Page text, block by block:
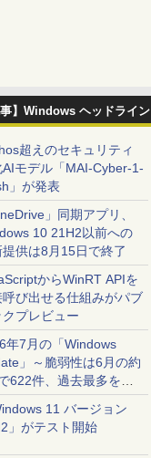
事】Windows ヘッドライン
超えのセキュリティ
AIモデル「MAI-Cyber-1-
」が発表
」同期アプリ、
10 21H2以前への
供は8月15日で終了
からWinRT APIを
呼び出せる仕組みがパブ
クプレビュー
年7月の「Windows
」～脆弱性は6月の約
622件、過去最多を大
更新
11 バージョン
」がテスト開始